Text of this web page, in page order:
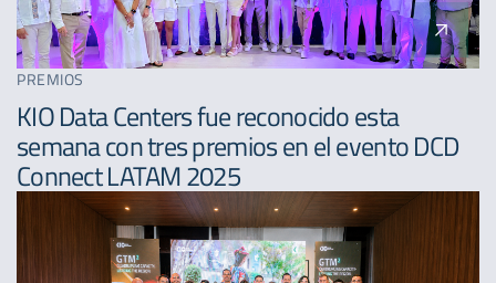
Premios
A - Z
PREMIOS
KIO Data Centers fue reconocido esta
semana con tres premios en el evento DCD
Connect LATAM 2025